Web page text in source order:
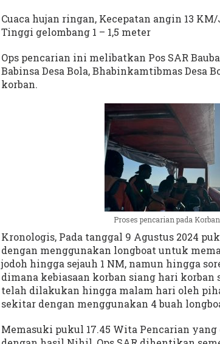
Cuaca hujan ringan, Kecepatan angin 13
Tinggi gelombang 1 – 1,5 meter
Ops pencarian ini melibatkan Pos SAR
Babinsa Desa Bola, Bhabinkamtibmas Desa
korban.
Proses pencarian pada Korban
Kronologis, Pada tanggal 9 Agustus 2024
dengan menggunakan longboat untuk
jodoh hingga sejauh 1 NM, namun hingga
dimana kebiasaan korban siang hari
telah dilakukan hingga malam hari oleh
sekitar dengan menggunakan 4 buah
Memasuki pukul 17.45 Wita Pencarian